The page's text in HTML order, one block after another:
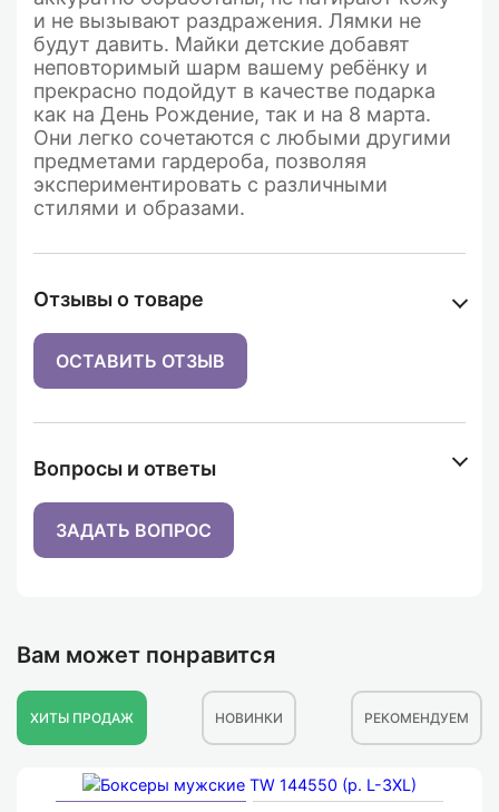
и не вызывают раздражения. Лямки не
будут давить. Майки детские добавят
неповторимый шарм вашему ребёнку и
прекрасно подойдут в качестве подарка
как на День Рождение, так и на 8 марта.
Они легко сочетаются с любыми другими
предметами гардероба, позволяя
экспериментировать с различными
стилями и образами.
Отзывы о товаре
ОСТАВИТЬ ОТЗЫВ
Вопросы и ответы
ЗАДАТЬ ВОПРОС
Вам может понравится
ХИТЫ ПРОДАЖ НОВИНКИ РЕКОМЕНДУЕМ